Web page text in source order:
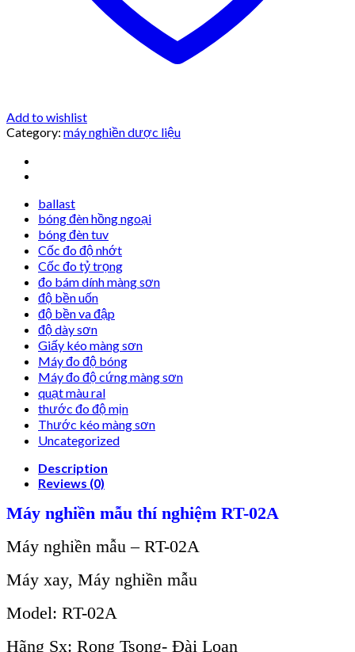
Add to wishlist
Category: máy nghiền dược liệu
ballast
bóng đèn hồng ngoại
bóng đèn tuv
Cốc đo độ nhớt
Cốc đo tỷ trọng
đo bám dính màng sơn
độ bền uốn
độ bền va đập
độ dày sơn
Giấy kéo màng sơn
Máy đo độ bóng
Máy đo độ cứng màng sơn
quạt màu ral
thước đo độ mịn
Thước kéo màng sơn
Uncategorized
Description
Reviews (0)
Máy nghiền mẫu thí nghiệm RT-02A
Máy nghiền mẫu – RT-02A
Máy xay, Máy nghiền mẫu
Model: RT-02A
Hãng Sx: Rong Tsong- Đài Loan